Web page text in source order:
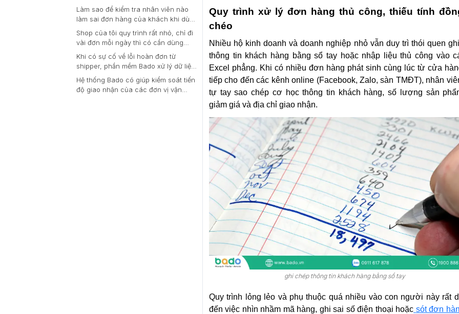
Làm sao để kiểm tra nhân viên nào
làm sai đơn hàng của khách khi dùng
hệ thống Bado?
Shop của tôi quy trình rất nhỏ, chỉ đi
vài đơn mỗi ngày thì có cần dùng
phần mềm không?
Khi có sự cố về lỗi hoàn đơn từ
shipper, phần mềm Bado xử lý dữ liệu
như thế nào?
Hệ thống Bado có giúp kiểm soát tiến
độ giao nhận của các đơn vị vận
Quy trình xử lý đơn hàng thủ công, thiếu tính
chéo
Nhiều hộ kinh doanh và doanh nghiệp nhỏ vẫn duy trì thói quen
thông tin khách hàng bằng sổ tay hoặc nhập liệu thủ công vào
Excel phẳng. Khi có nhiều đơn hàng phát sinh cùng lúc từ cửa
tiếp cho đến các kênh online (Facebook, Zalo, sàn TMĐT), nhân
tự tay sao chép cơ học thông tin khách hàng, số lượng sản
giảm giá và địa chỉ giao nhận.
ghi chép thông tin khách hàng bằng sổ tay
Quy trình lỏng lẻo và phụ thuộc quá nhiều vào con người này rất
đến việc nhìn nhầm mã hàng, ghi sai số điện thoại hoặc sót đơn